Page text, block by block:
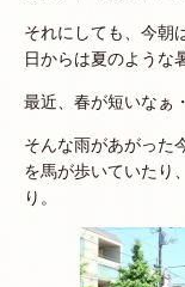
それにしても、今朝
日からは夏のような
最近、春が短いなぁ
そんな雨があがった
を馬が歩いていたり
り。